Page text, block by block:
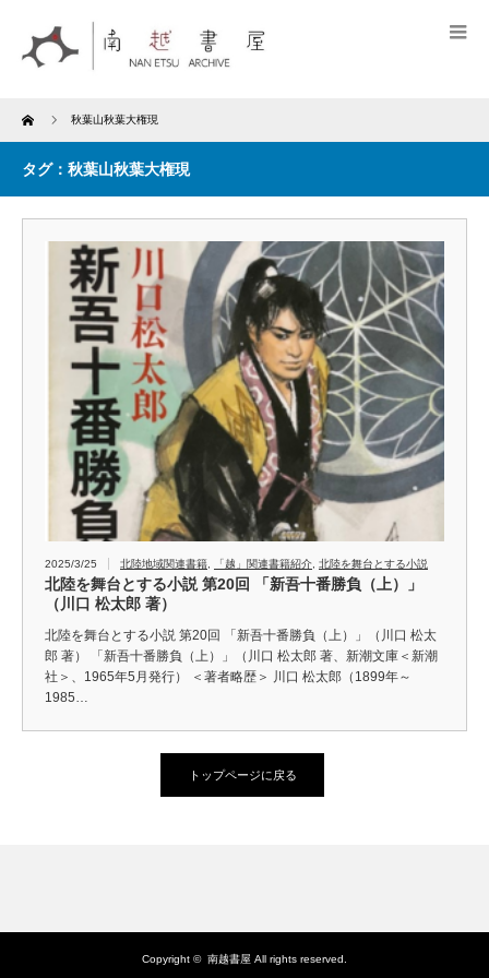
Home 秋葉山秋葉大権現
タグ：秋葉山秋葉大権現
2025/3/25 北陸地域関連書籍 「越」関連書籍紹介 北陸を舞台とする小説
北陸を舞台とする小説 第20回 「新吾十番勝負（上）」
（川口 松太郎 著）
北陸を舞台とする小説 第20回 「新吾十番勝負（上）」（川口 松太
郎 著） 「新吾十番勝負（上）」（川口 松太郎 著、新潮文庫＜新潮
社＞、1965年5月発行） ＜著者略歴＞ 川口 松太郎（1899年～
1985…
トップページに戻る
Copyright © 南越書屋 All rights reserved.